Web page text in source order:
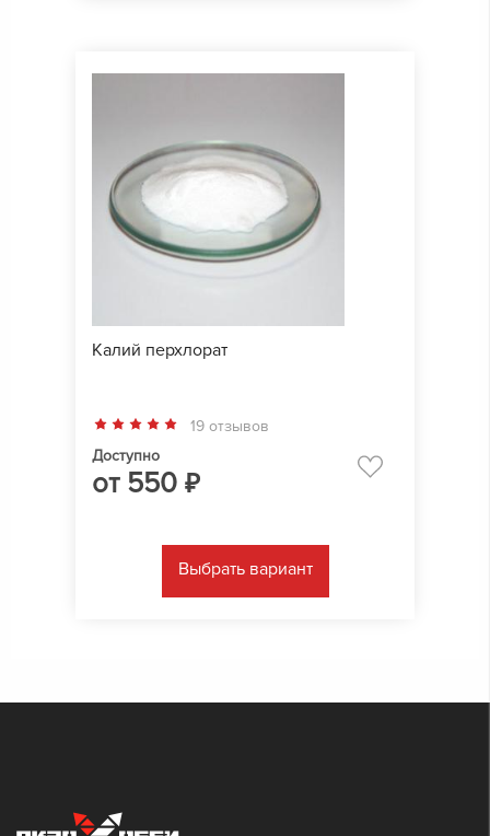
Калий перхлорат
19 отзывов
Доступно
от 550 ₽
Выбрать вариант